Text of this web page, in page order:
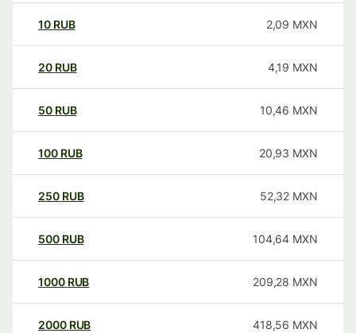
10 RUB 2,09 MXN
20 RUB 4,19 MXN
50 RUB 10,46 MXN
100 RUB 20,93 MXN
250 RUB 52,32 MXN
500 RUB 104,64 MXN
1000 RUB 209,28 MXN
2000 RUB 418,56 MXN